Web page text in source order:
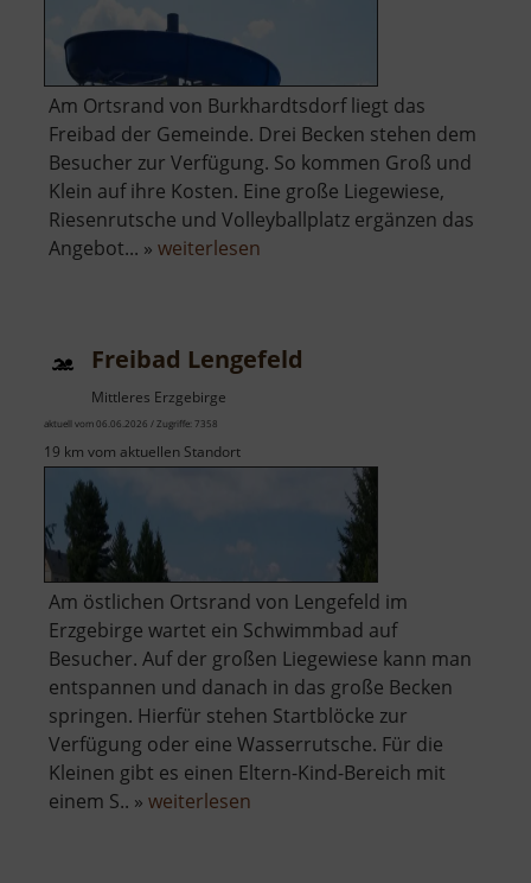
Am Ortsrand von Burkhardtsdorf liegt das
Freibad der Gemeinde. Drei Becken stehen dem
Besucher zur Verfügung. So kommen Groß und
Klein auf ihre Kosten. Eine große Liegewiese,
Riesenrutsche und Volleyballplatz ergänzen das
Angebot... » weiterlesen
Freibad Lengefeld
Mittleres Erzgebirge
aktuell vom 06.06.2026 / Zugriffe: 7358
19 km vom aktuellen Standort
Am östlichen Ortsrand von Lengefeld im
Erzgebirge wartet ein Schwimmbad auf
Besucher. Auf der großen Liegewiese kann man
entspannen und danach in das große Becken
springen. Hierfür stehen Startblöcke zur
Verfügung oder eine Wasserrutsche. Für die
Kleinen gibt es einen Eltern-Kind-Bereich mit
einem S.. » weiterlesen